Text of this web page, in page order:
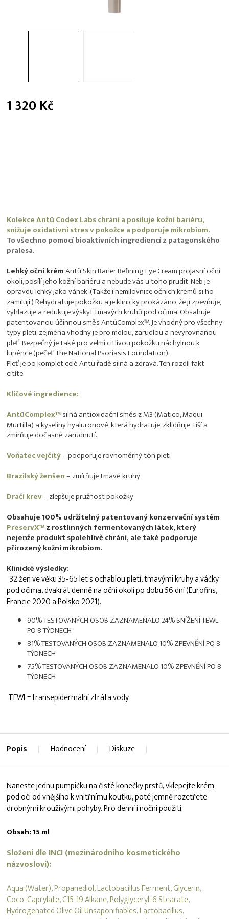
1 320 Kč
Kolekce Antü Codex Labs chrání a posiluje kožní bariéru,
snižuje oxidativní stres v pokožce a podporuje mikrobiom.
To všechno pomocí bioaktivních ingrediencí z patagonského
pralesa.
Lehký oční krémAntü Skin Barier Refining Eye Cream projasní oční
okolí, posílí jeho kožní bariéru a nebude vás u toho prudit. Neb je
opravdu lehký jako vánek. (Takže i nemilovnice očních krémů si ho
zamilují.) Rehydratuje pokožku a je klinicky prokázáno, že ji zpevňuje,
vyhlazuje a redukuje výskyt tmavých kruhů pod očima. Obsahuje
patentovanou účinnou směs AntüComplex™. Je vhodný pro všechny
typy pleti, zejména vhodný je pro mdlou, zarudlou a nevyrovnanou
pleť. Bezpečný je také pro velmi citlivou pokožku náchylnou k
lupénce (pečeť The National Psoriasis Foundation).
Pleť je po komplet celé Antü řadě silná a zdravá. Ten rozdíl fakt
cítíte.
Klíčové ingredience:
AntüComplex™silná antioxidační směs z M3 (Matico, Maqui,
Murtilla) a kyseliny hyaluronové, která hydratuje, zklidňuje, tiší a
zmírňuje dočasné zarudnutí.
Voňatec vejčitý– podporuje rovnoměrný tón pleti
Brazilský ženšen– zmírňuje tmavé kruhy
Dračí krev– zlepšuje pružnost pokožky
Obsahuje 100% udržitelný patentovaný konzervační systém
PreservX™z rostlinných fermentovaných látek, který
nejenže produkt spolehlivě chrání, ale také podporuje
přirozený kožní mikrobiom.
Klinické výsledky:
32 žen ve věku 35-65 let s ochablou pletí, tmavými kruhy a váčky
pod očima, dvakrát denně na oční okolí po dobu 56 dní (Eurofins,
Francie 2020 a Polsko 2021).
90% TESTOVANÝCH OSOB ZAZNAMENALO 24% SNÍŽENÍ TEWL
PO 8 TÝDNECH
81% TESTOVANÝCH OSOB ZAZNAMENALO 10% ZPEVNĚNÍ PO 8
TÝDNECH
75% TESTOVANÝCH OSOB ZAZNAMENALO 10% ZPEVNĚNÍ PO 8
TÝDNECH
TEWL= transepidermální ztráta vody
Popis Hodnocení Diskuze
Naneste jednu pumpičku na čisté konečky prstů, vklepejte krém
pod oči od vnějšího k vnitřnímu koutku, poté jemně rozetřete
drobnými krouživými pohyby. Pro denní i noční použití.
Obsah: 15 ml
Složení dle INCI (mezinárodního kosmetického
názvosloví):
Aqua (Water), Propanediol, Lactobacillus Ferment, Glycerin,
Coco-Caprylate, C15-19 Alkane, Polyglyceryl-6 Stearate,
Hydrogenated Olive Oil Unsaponifiables, Lactobacillus,